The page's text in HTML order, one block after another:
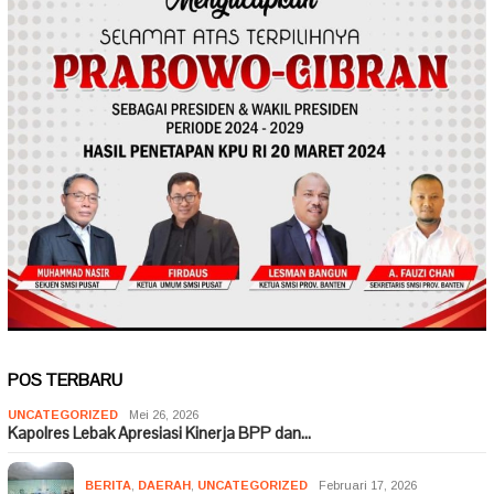
POS TERBARU
UNCATEGORIZED Mei 26, 2026
Kapolres Lebak Apresiasi Kinerja BPP dan…
BERITA DAERAH UNCATEGORIZED Februari 17, 2026